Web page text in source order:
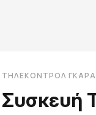
ΤΗΛΕΚΟΝΤΡΌΛ
Συσκευή